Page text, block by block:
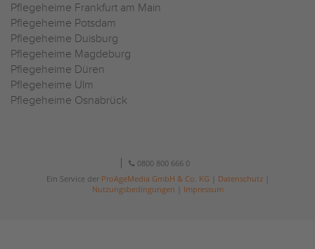
Pflegeheime Frankfurt am Main
Pflegeheime Potsdam
Pflegeheime Duisburg
Pflegeheime Magdeburg
Pflegeheime Düren
Pflegeheime Ulm
Pflegeheime Osnabrück
0800 800 666 0
Ein Service der ProAgeMedia GmbH & Co. KG Datenschutz|
Nutzungsbedingungen
Impressum